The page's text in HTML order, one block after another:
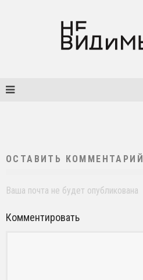
ОСТАВИТЬ КОММЕНТАРИЙ
Ваша почта не будет опубликована
Комментировать